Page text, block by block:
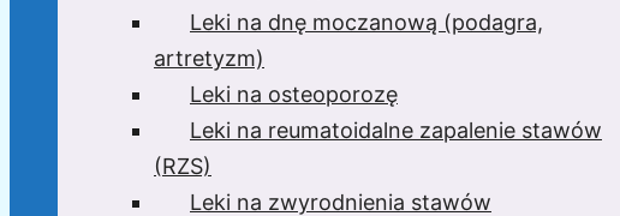
Leki na dnę moczanową (podagra,
artretyzm)
Leki na osteoporozę
Leki na reumatoidalne zapalenie stawów
(RZS)
Leki na zwyrodnienia stawów